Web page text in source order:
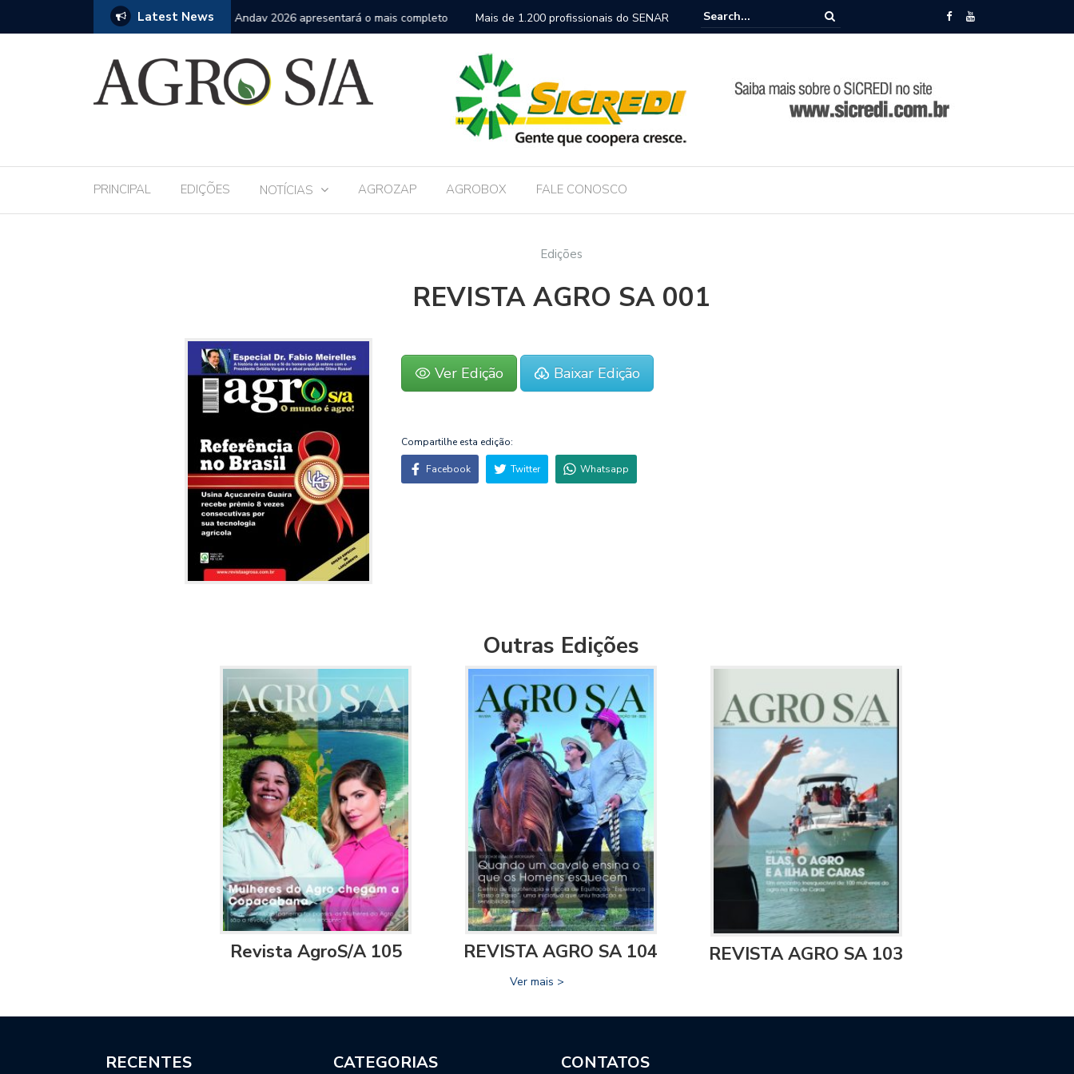
Latest News
2026 apresentará o mais completo
Mais de 1.200 profissionais do SENAR-SP participam de encontro que reforça nova
fase da assistência técnica no campo
FAESP comemora 86 anos de história durante Encontro de Lideranças em
PRINCIPAL EDIÇÕES NOTÍCIAS AGROZAP AGROBOX FALE CONOSCO
Edições
REVISTA AGRO SA 001
Ver Edição Baixar Edição
Compartilhe esta edição:
Facebook Twitter Whatsapp
Outras Edições
Revista AgroS/A 105 REVISTA AGRO SA 104 REVISTA AGRO SA 103
Ver mais >
RECENTES CATEGORIAS CONTATOS